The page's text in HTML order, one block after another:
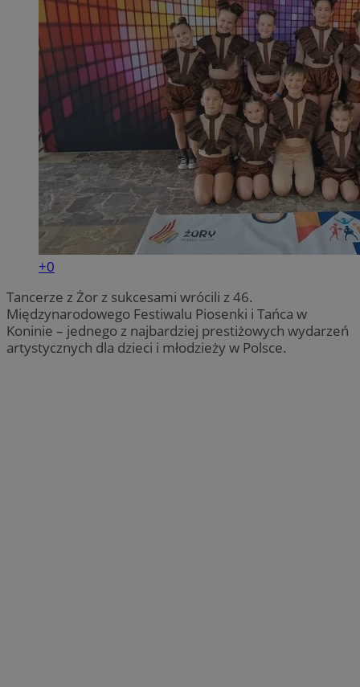
+0
Tancerze z Żor z sukcesami wrócili z 46.
Międzynarodowego Festiwalu Piosenki i Tańca w
Koninie – jednego z najbardziej prestiżowych wydarzeń
artystycznych dla dzieci i młodzieży w Polsce.